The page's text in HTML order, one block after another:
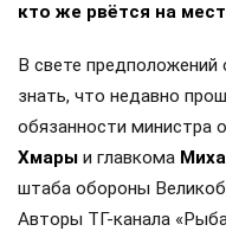
кто же рвётся на
В свете
знать, что недавно
обязанности министра
Хмары и главкома
штаба обороны
Авторы ТГ-канала